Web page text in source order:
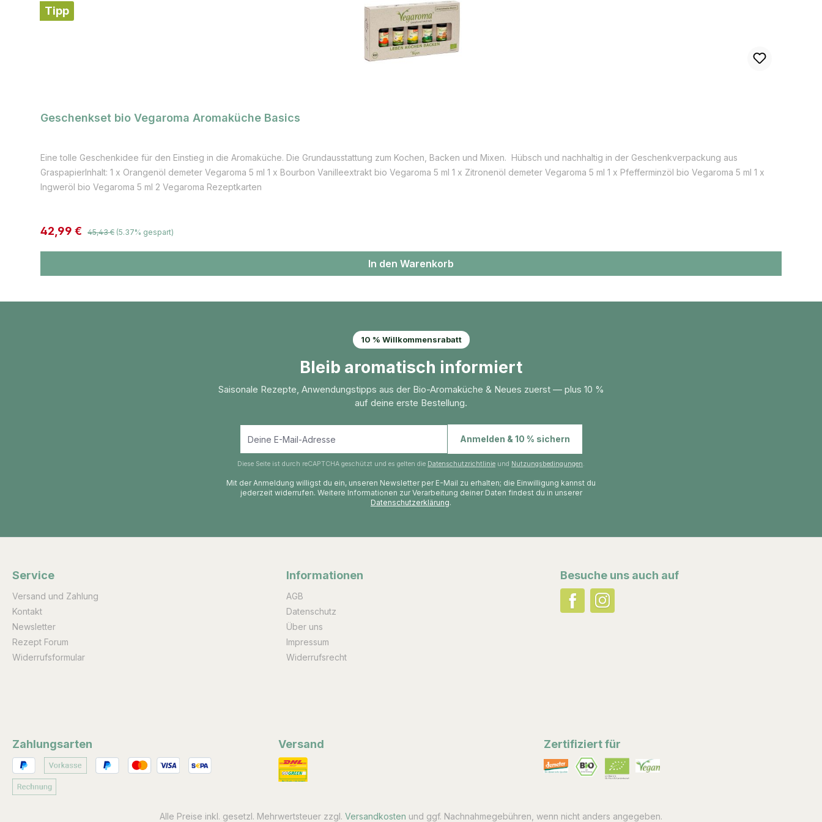
Tipp
Geschenkset bio Vegaroma Aromaküche Basics
Eine tolle Geschenkidee für den Einstieg in die Aromaküche. Die Grundausstattung zum Kochen, Backen und Mixen. Hübsch und nachhaltig in der Geschenkverpackung aus
GraspapierInhalt: 1 x Orangenöl demeter Vegaroma 5 ml 1 x Bourbon Vanilleextrakt bio Vegaroma 5 ml 1 x Zitronenöl demeter Vegaroma 5 ml 1 x Pfefferminzöl bio Vegaroma 5 ml 1 x
Ingweröl bio Vegaroma 5 ml 2 Vegaroma Rezeptkarten
Verkaufspreis:
42,99 € Regulärer Preis:
45,43 € (5.37% gespart)
In den Warenkorb
10 % Willkommensrabatt
Bleib aromatisch informiert
Saisonale Rezepte, Anwendungstipps aus der Bio-Aromaküche & Neues zuerst — plus 10 %
auf deine erste Bestellung.
Anmelden & 10 % sichern
Diese Seite ist durch reCAPTCHA geschützt und es gelten die Datenschutzrichtlinie und Nutzungsbedingungen.
Mit der Anmeldung willigst du ein, unseren Newsletter per E-Mail zu erhalten; die Einwilligung kannst du
jederzeit widerrufen. Weitere Informationen zur Verarbeitung deiner Daten findest du in unserer
Datenschutzerklärung.
Service
Versand und Zahlung
Kontakt
Newsletter
Rezept Forum
Widerrufsformular
Informationen
AGB
Datenschutz
Über uns
Impressum
Widerrufsrecht
Besuche uns auch auf
Zahlungsarten Versand Zertifiziert für
Alle Preise inkl. gesetzl. Mehrwertsteuer zzgl. Versandkosten und ggf. Nachnahmegebühren, wenn nicht anders angegeben.